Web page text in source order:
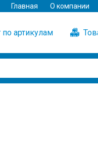
Главная О компании
по артикулам